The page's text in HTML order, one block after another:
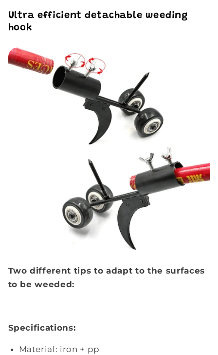
Ultra efficient detachable weeding
hook
Two different tips to adapt to the surfaces
to be weeded:
Specifications:
Material: iron + pp